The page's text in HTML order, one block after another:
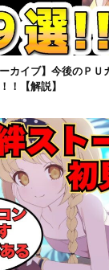
カイブ】今後のＰＵ
！【解説】